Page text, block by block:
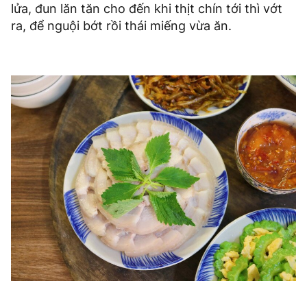
lửa, đun lăn tăn cho đến khi thịt chín tới thì vớt
ra, để nguội bớt rồi thái miếng vừa ăn.